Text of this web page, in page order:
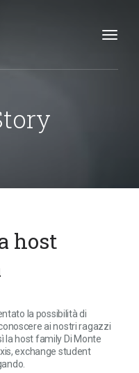
host
la possibilità di
ai nostri ragazzi
la host family Di Monte
exchange student